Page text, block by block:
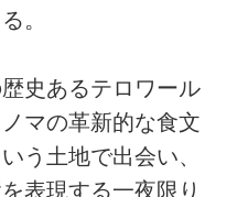
。
史あるテロワール
マの革新的な食文
う土地で出会い、
表現する一夜限り